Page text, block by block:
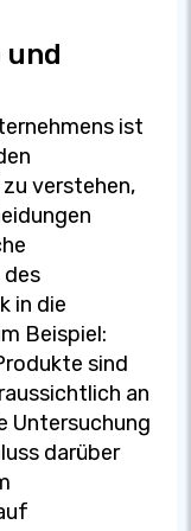
und
ist
verstehen,
des
in die
Beispiel:
sind
an
Untersuchung
darüber